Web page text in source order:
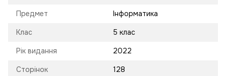
Предмет Інформатика
Клас 5 клас
Рік видання 2022
Сторінок 128